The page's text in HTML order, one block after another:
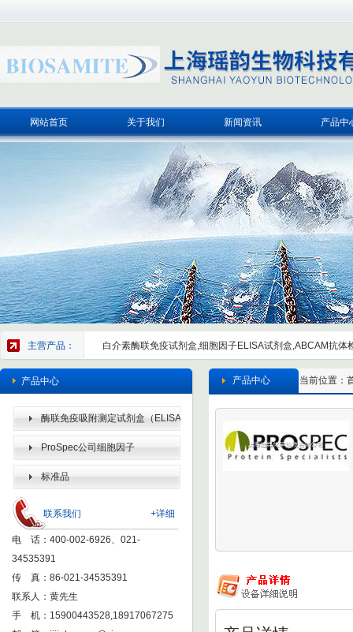
网站首页 关于我们 新闻资讯 产品中
主营产品： 白介素酶联免疫试剂盒,细胞因子ELISA试剂盒,ABCAM抗体
产品中心
酶联免疫吸附测定试剂盒（ELISA
KIT） ProSpec公司细胞因子
标准品
+详细
联系我们
电 话：400-002-6926、021-
34535391
传 真：86-021-34535391
联系人：黄先生
手 机：15900443528,18917067275
当前位置：
产品中心